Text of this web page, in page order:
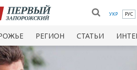
УКР РУС
РЕГИОН СТАТЬИ